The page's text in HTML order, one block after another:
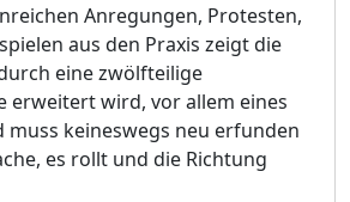
Anregungen, Protesten,
aus den Praxis zeigt die
eine zwölfteilige
erweitert wird, vor allem eines
muss keineswegs neu erfunden
es rollt und die Richtung